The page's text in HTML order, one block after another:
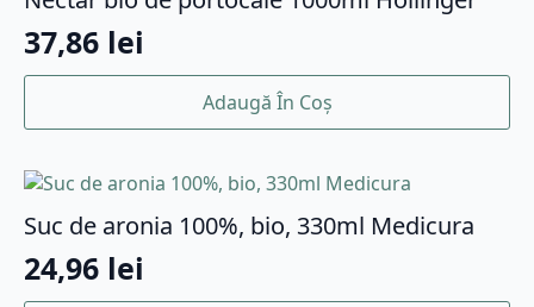
37,86 lei
Adaugă În Coș
Suc de aronia 100%, bio, 330ml Medicura
24,96 lei